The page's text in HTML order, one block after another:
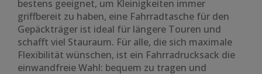
bestens geeignet, um Kleinigkeiten immer
griffbereit zu haben, eine Fahrradtasche für den
Gepäckträger ist ideal für längere Touren und
schafft viel Stauraum. Für alle, die sich maximale
Flexibilität wünschen, ist ein Fahrradrucksack die
einwandfreie Wahl: bequem zu tragen und